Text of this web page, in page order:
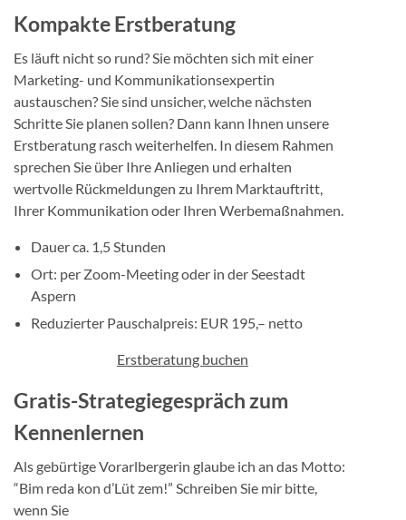
Kompakte Erstberatung
Es läuft nicht so rund? Sie möchten sich mit einer
Marketing- und Kommunikationsexpertin
austauschen? Sie sind unsicher, welche nächsten
Schritte Sie planen sollen? Dann kann Ihnen unsere
Erstberatung rasch weiterhelfen. In diesem Rahmen
sprechen Sie über Ihre Anliegen und erhalten
wertvolle Rückmeldungen zu Ihrem Marktauftritt,
Ihrer Kommunikation oder Ihren Werbemaßnahmen.
Dauer ca. 1,5 Stunden
Ort: per Zoom-Meeting oder in der Seestadt
Aspern
Reduzierter Pauschalpreis: EUR 195,– netto
Erstberatung buchen
Gratis-Strategiegespräch zum
Kennenlernen
Als gebürtige Vorarlbergerin glaube ich an das Motto:
“Bim reda kon d’Lüt zem!” Schreiben Sie mir bitte,
wenn Sie